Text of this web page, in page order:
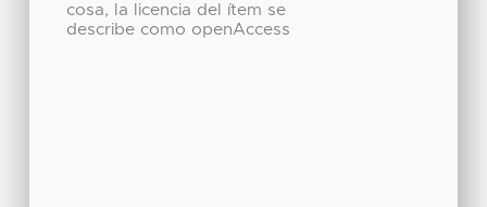
cosa, la licencia del ítem se
describe como openAccess